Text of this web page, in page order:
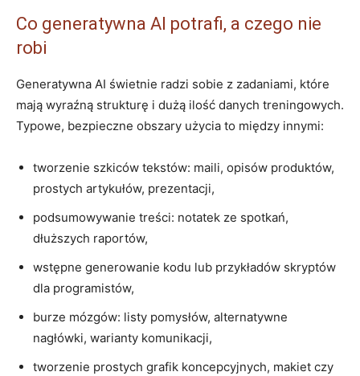
Co generatywna AI potrafi, a czego nie
robi
Generatywna AI świetnie radzi sobie z zadaniami, które
mają wyraźną strukturę i dużą ilość danych treningowych.
Typowe, bezpieczne obszary użycia to między innymi:
tworzenie szkiców tekstów: maili, opisów produktów,
prostych artykułów, prezentacji,
podsumowywanie treści: notatek ze spotkań,
dłuższych raportów,
wstępne generowanie kodu lub przykładów skryptów
dla programistów,
burze mózgów: listy pomysłów, alternatywne
nagłówki, warianty komunikacji,
tworzenie prostych grafik koncepcyjnych, makiet czy